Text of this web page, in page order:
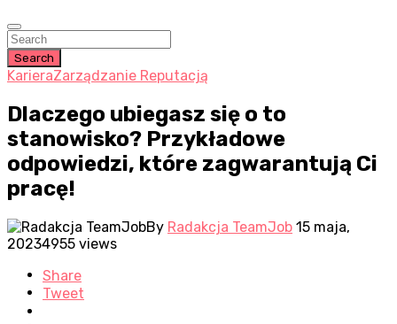
Search
KarieraZarządzanie Reputacją
Dlaczego ubiegasz się o to
stanowisko? Przykładowe
odpowiedzi, które zagwarantują Ci
pracę!
By Radakcja TeamJob 15 maja,
20234955 views
Share
Tweet